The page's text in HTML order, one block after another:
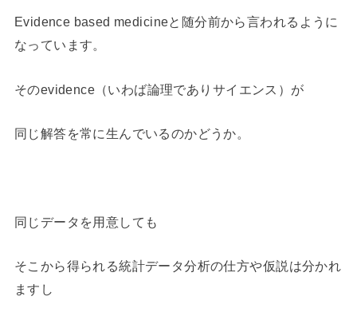
Evidence based medicineと随分前から言われるように
なっています。
そのevidence（いわば論理でありサイエンス）が
同じ解答を常に生んでいるのかどうか。
同じデータを用意しても
そこから得られる統計データ分析の仕方や仮説は分かれ
ますし